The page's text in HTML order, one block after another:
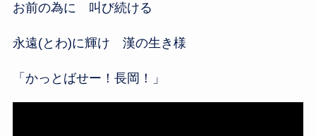
お前の為に 叫び続ける
永遠(とわ)に輝け 漢の生き様
「かっとばせー！長岡！」